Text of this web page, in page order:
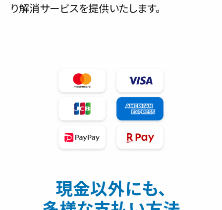
り解消サービスを提供いたします。
現金以外にも、